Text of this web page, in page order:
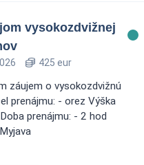
vysokozdvižnej
425 eur
záujem o vysokozdvižnú
prenájmu: - orez Výška
prenájmu: - 2 hod